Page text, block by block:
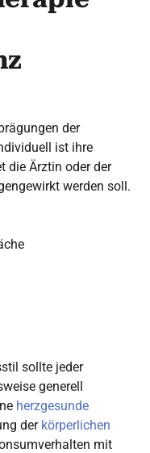
der
ist ihre
die Ärztin oder der
werden soll.
sollte jeder
generell
herzgesunde
der körperlichen
mit